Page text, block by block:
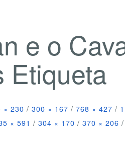
e o
Etiqueta
× 230 / 300 × 167 / 768 × 427 /
× 591 / 304 × 170 / 370 × 206 /